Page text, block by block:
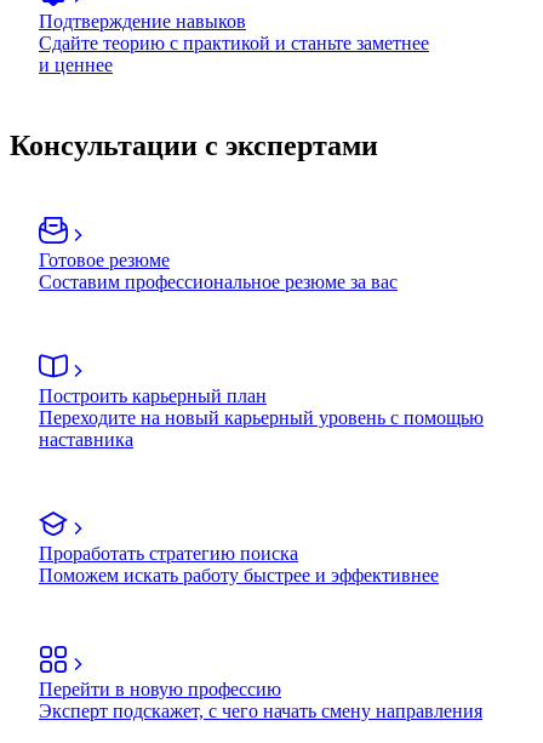
Подтверждение навыков
Сдайте теорию с практикой и станьте заметнее
и ценнее
Консультации с экспертами
Готовое резюме
Составим профессиональное резюме за вас
Построить карьерный план
Переходите на новый карьерный уровень с помощью
наставника
Проработать стратегию поиска
Поможем искать работу быстрее и эффективнее
Перейти в новую профессию
Эксперт подскажет, с чего начать смену направления